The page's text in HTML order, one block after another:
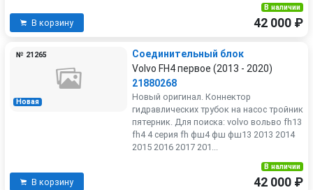
В корзину
В наличии
42 000 ₽
Новая
№ 21265
Соединительный блок
Volvo FH4 первое (2013 - 2020)
21880268
Новый оригинал. Коннектор
гидравлических трубок на насос тройник
пятерник. Для поиска: volvo вольво fh13
fh4 4 серия fh фш4 фш фш13 2013 2014
2015 2016 2017 201...
В корзину
В наличии
42 000 ₽